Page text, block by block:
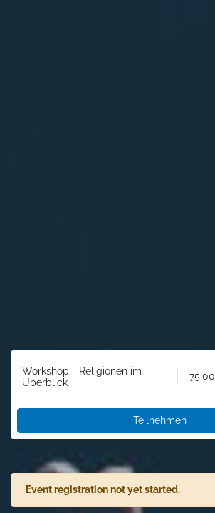
Workshop - Religionen im
Überblick
75,00
Teilnehmen
Event registration not yet started.